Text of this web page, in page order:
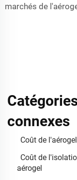
marchés de
connexes
Coût de l'aérogel
Coût de
aérogel